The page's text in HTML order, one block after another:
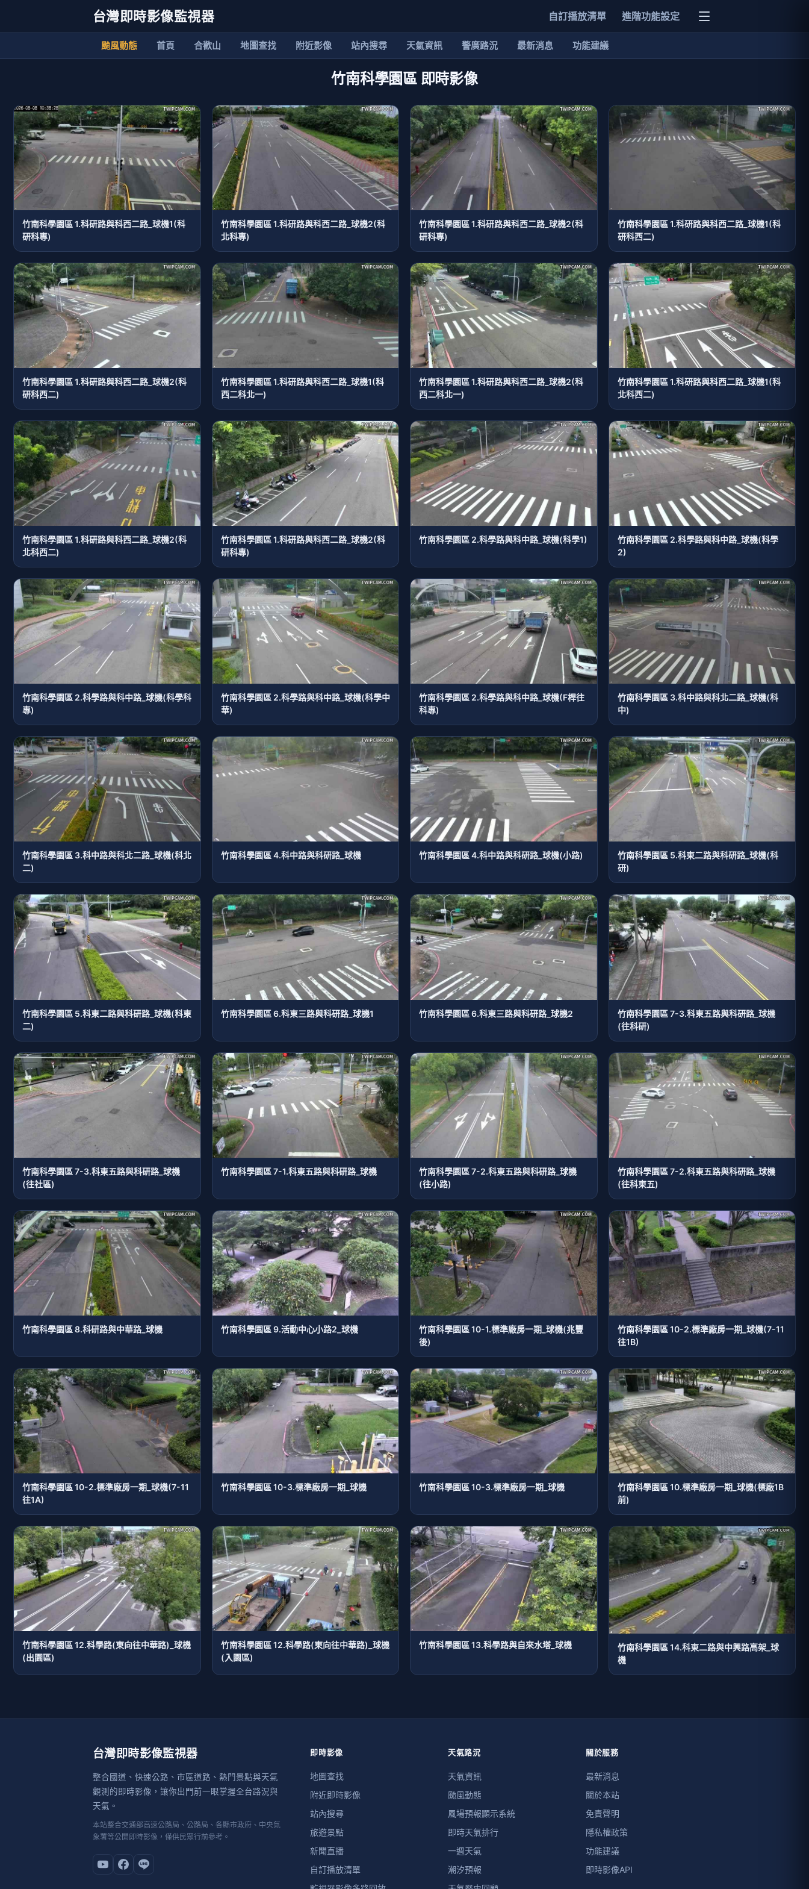
台灣即時影像監視器 自訂播放清單 進階功能設定
颱風動態 首頁 合歡山 地圖查找 附近影像 站內搜尋 天氣資訊 警廣路況 最新消息 功能建議
竹南科學園區 即時影像
竹南科學園區 1.科研路與科西二路_球機1(科
研科專)
竹南科學園區 1.科研路與科西二路_球機2(科
北科專)
竹南科學園區 1.科研路與科西二路_球機2(科
研科專)
竹南科學園區 1.科研路與科西二路_球機1(科
研科西二)
竹南科學園區 1.科研路與科西二路_球機2(科
研科西二)
竹南科學園區 1.科研路與科西二路_球機1(科
西二科北一)
竹南科學園區 1.科研路與科西二路_球機2(科
西二科北一)
竹南科學園區 1.科研路與科西二路_球機1(科
北科西二)
竹南科學園區 1.科研路與科西二路_球機2(科
北科西二)
竹南科學園區 1.科研路與科西二路_球機2(科
研科專)
竹南科學園區 2.科學路與科中路_球機(科學1)
竹南科學園區 2.科學路與科中路_球機(科學
2)
竹南科學園區 2.科學路與科中路_球機(科學科
專)
竹南科學園區 2.科學路與科中路_球機(科學中
華)
竹南科學園區 2.科學路與科中路_球機(F桿往
科專)
竹南科學園區 3.科中路與科北二路_球機(科
中)
竹南科學園區 3.科中路與科北二路_球機(科北
二)
竹南科學園區 4.科中路與科研路_球機 竹南科學園區 4.科中路與科研路_球機(小路)
竹南科學園區 5.科東二路與科研路_球機(科
研)
竹南科學園區 5.科東二路與科研路_球機(科東
二)
竹南科學園區 6.科東三路與科研路_球機1 竹南科學園區 6.科東三路與科研路_球機2
竹南科學園區 7-3.科東五路與科研路_球機
(往科研)
竹南科學園區 7-3.科東五路與科研路_球機
(往社區)
竹南科學園區 7-1.科東五路與科研路_球機
竹南科學園區 7-2.科東五路與科研路_球機
(往小路)
竹南科學園區 7-2.科東五路與科研路_球機
(往科東五)
竹南科學園區 8.科研路與中華路_球機 竹南科學園區 9.活動中心小路2_球機
竹南科學園區 10-1.標準廠房一期_球機(兆豐
後)
竹南科學園區 10-2.標準廠房一期_球機(7-11
往1B)
竹南科學園區 10-2.標準廠房一期_球機(7-11
往1A)
竹南科學園區 10-3.標準廠房一期_球機 竹南科學園區 10-3.標準廠房一期_球機
竹南科學園區 10.標準廠房一期_球機(標廠1B
前)
竹南科學園區 12.科學路(東向往中華路)_球機
(出園區)
竹南科學園區 12.科學路(東向往中華路)_球機
(入園區)
竹南科學園區 13.科學路與自來水塔_球機
竹南科學園區 14.科東二路與中興路高架_球
機
台灣即時影像監視器
整合國道、快速公路、市區道路、熱門景點與天氣
觀測的即時影像，讓你出門前一眼掌握全台路況與
天氣。
本站整合交通部高速公路局、公路局、各縣市政府、中央氣
象署等公開即時影像，僅供民眾行前參考。
即時影像
地圖查找
附近即時影像
站內搜尋
旅遊景點
新聞直播
自訂播放清單
天氣路況
天氣資訊
颱風動態
風場預報顯示系統
即時天氣排行
一週天氣
潮汐預報
關於服務
最新消息
關於本站
免責聲明
隱私權政策
功能建議
即時影像API